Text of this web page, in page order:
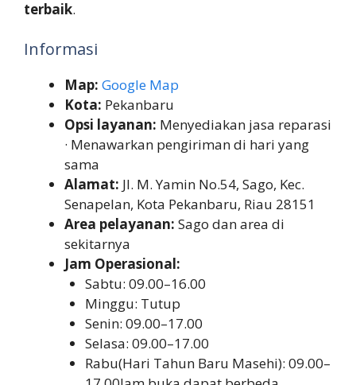
terbaik.
Informasi
Map: Google Map
Kota: Pekanbaru
Opsi layanan: Menyediakan jasa reparasi
· Menawarkan pengiriman di hari yang
sama
Alamat: Jl. M. Yamin No.54, Sago, Kec.
Senapelan, Kota Pekanbaru, Riau 28151
Area pelayanan: Sago dan area di
sekitarnya
Jam Operasional:
Sabtu: 09.00–16.00
Minggu: Tutup
Senin: 09.00–17.00
Selasa: 09.00–17.00
Rabu(Hari Tahun Baru Masehi): 09.00–